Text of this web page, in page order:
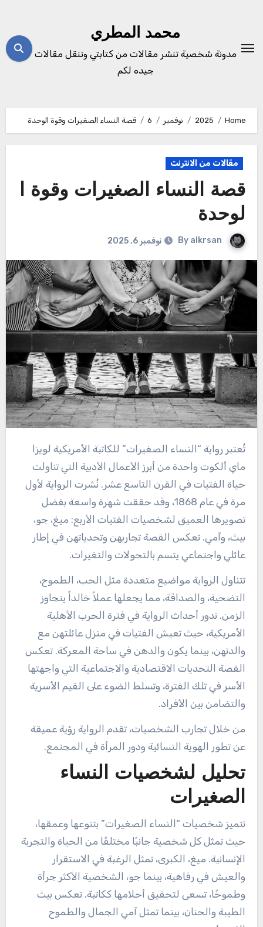
محمد المطري
مدونة شخصية تنشر مقالات من كتابتي وتنقل مقالات
جيده لكم
Home
2025 نوفمبر 6 قصة النساء الصغيرات وقوة الوحدة
مقالات من الانترنت
قصة النساء الصغيرات وقوة ا
لوحدة
By alkrsan نوفمبر 6, 2025
تُعتبر رواية “النساء الصغيرات” للكاتبة الأمريكية لويزا
ماي ألكوت واحدة من أبرز الأعمال الأدبية التي تناولت
حياة الفتيات في القرن التاسع عشر. نُشرت الرواية لأول
مرة في عام 1868، وقد حققت شهرة واسعة بفضل
تصويرها العميق لشخصيات الفتيات الأربع: ميغ، جو،
بيث، وآمي. تعكس القصة تجاربهن وتحدياتهن في إطار
عائلي واجتماعي يتسم بالتحولات والتغيرات.
تتناول الرواية مواضيع متعددة مثل الحب، الطموح،
التضحية، والصداقة، مما يجعلها عملاً خالداً يتجاوز
الزمن. تدور أحداث الرواية في فترة الحرب الأهلية
الأمريكية، حيث تعيش الفتيات في منزل عائلتهن مع
والدتهن، بينما يكون والدهن في ساحة المعركة. تعكس
القصة التحديات الاقتصادية والاجتماعية التي واجهتها
الأسر في تلك الفترة، وتسلط الضوء على القيم الأسرية
والتضامن بين الأفراد.
من خلال تجارب الشخصيات، تقدم الرواية رؤية عميقة
عن تطور الهوية النسائية ودور المرأة في المجتمع.
تحليل لشخصيات النساء
الصغيرات
تتميز شخصيات “النساء الصغيرات” بتنوعها وعمقها،
حيث تمثل كل شخصية جانبًا مختلفًا من الحياة والتجربة
الإنسانية. ميغ، الكبرى، تمثل الرغبة في الاستقرار
والعيش في رفاهية، بينما جو، الشخصية الأكثر جرأة
وطموحًا، تسعى لتحقيق أحلامها ككاتبة. تعكس بيث
الطيبة والحنان، بينما تمثل آمي الجمال والطموح